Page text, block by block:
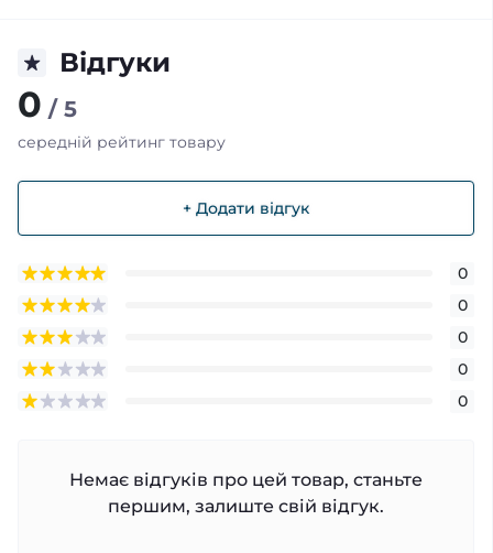
Відгуки
0 / 5
середній рейтинг товару
+ Додати відгук
0
0
0
0
0
Немає відгуків про цей товар, станьте
першим, залиште свій відгук.